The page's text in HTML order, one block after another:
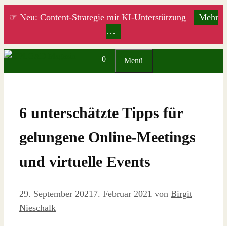
Zum
☞ Neu: Content-Strategie mit KI-Unterstützung
Mehr
…
0 Menü
6 unterschätzte Tipps für
gelungene Online-Meetings
und virtuelle Events
29. September 2021 7. Februar 2021 von Birgit
Nieschalk